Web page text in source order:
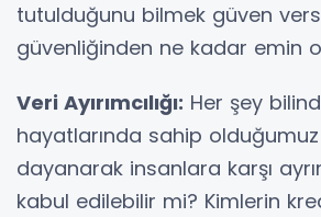
tutulduğunu bilmek güven
güvenliğinden ne kadar emin
Veri Ayırımcılığı: Her şey
hayatlarında sahip
dayanarak insanlara karşı
kabul edilebilir mi? Kimlerin